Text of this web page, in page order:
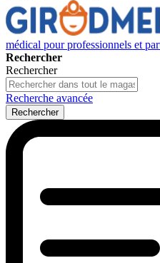
médical pour professionnels et
Rechercher
Rechercher
Recherche avancée
Rechercher